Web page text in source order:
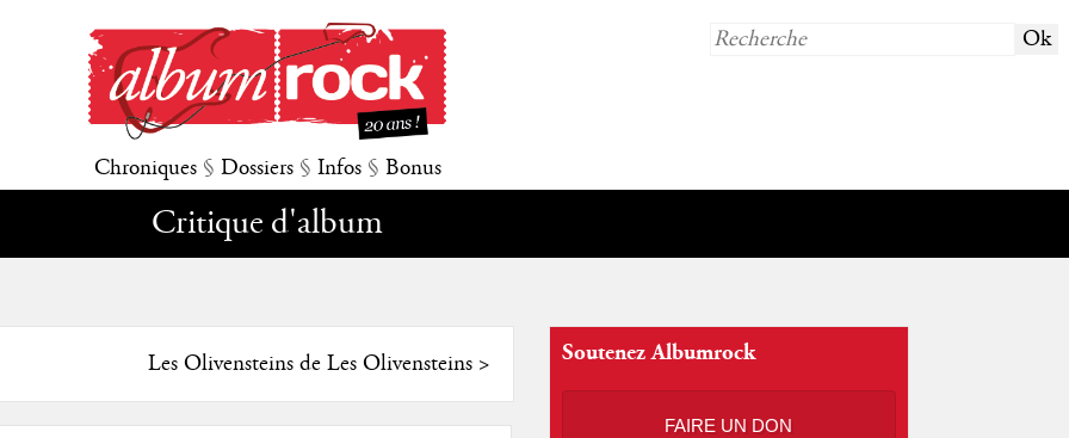
Chroniques § Dossiers § Infos § Bonus
Critique d'album
Les Olivensteins de Les Olivensteins> Soutenez Albumrock
FAIRE UN DON